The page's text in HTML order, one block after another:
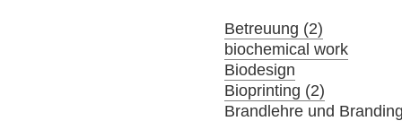
Betreuung (2)
biochemical work
Biodesign
Bioprinting (2)
Brandlehre und